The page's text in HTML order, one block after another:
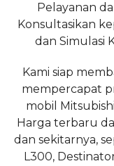
Pelayanan
Konsultasikan
dan Simulasi
Kami siap
mempercapat
mobil
Harga terbaru
dan sekitarnya,
L300,